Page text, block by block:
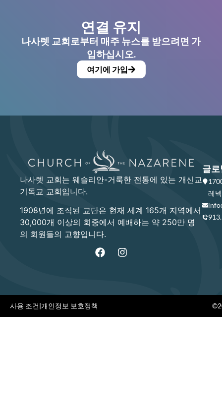
연결 유지
나사렛 교회로부터 매주 뉴스를 받으려면 가
입하십시오.
여기에 가입
나사렛 교회는 웨슬리안-거룩한 전통에 있는 개신교
기독교 교회입니다.
1908년에 조직된 교단은 현재 세계 165개 지역에서
30,000개 이상의 회중에서 예배하는 약 250만 명
의 회원들의 고향입니다.
글로
레
사용 조건|개인정보 보호정책